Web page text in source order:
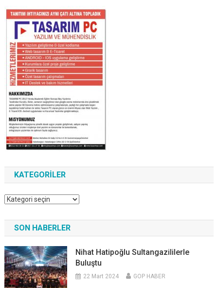
KATEGORILER
Kategoriler
SON HABERLER
Nihat Hatipoğlu Sultangazililerle
Buluştu
22 Mart 2024 GOP HABER